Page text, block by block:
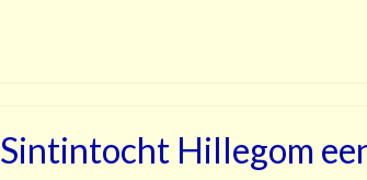
Sintintocht Hillegom